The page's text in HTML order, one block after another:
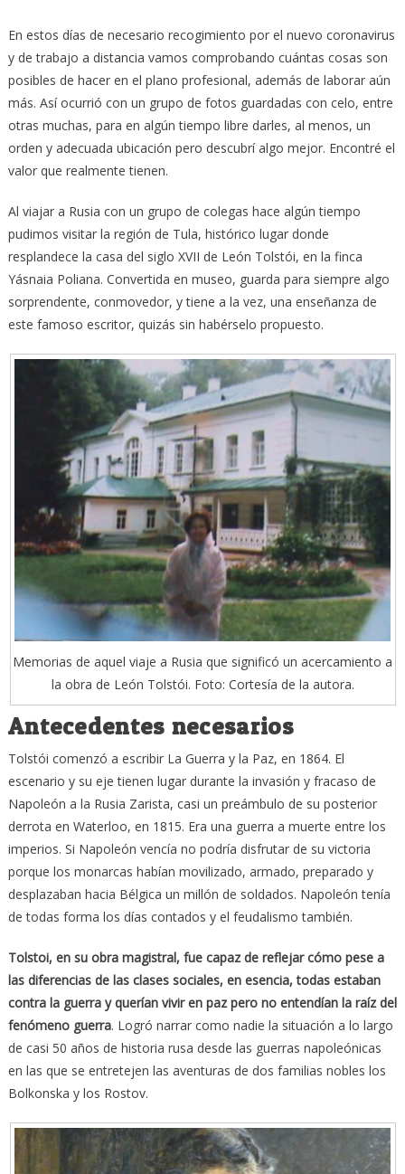
En estos días de necesario recogimiento por el nuevo coronavirus
y de trabajo a distancia vamos comprobando cuántas cosas son
posibles de hacer en el plano profesional, además de laborar aún
más. Así ocurrió con un grupo de fotos guardadas con celo, entre
otras muchas, para en algún tiempo libre darles, al menos, un
orden y adecuada ubicación pero descubrí algo mejor. Encontré el
valor que realmente tienen.
Al viajar a Rusia con un grupo de colegas hace algún tiempo
pudimos visitar la región de Tula, histórico lugar donde
resplandece la casa del siglo XVII de León Tolstói, en la finca
Yásnaia Poliana. Convertida en museo, guarda para siempre algo
sorprendente, conmovedor, y tiene a la vez, una enseñanza de
este famoso escritor, quizás sin habérselo propuesto.
Memorias de aquel viaje a Rusia que significó un acercamiento a
la obra de León Tolstói. Foto: Cortesía de la autora.
Antecedentes necesarios
Tolstói comenzó a escribir La Guerra y la Paz, en 1864. El
escenario y su eje tienen lugar durante la invasión y fracaso de
Napoleón a la Rusia Zarista, casi un preámbulo de su posterior
derrota en Waterloo, en 1815. Era una guerra a muerte entre los
imperios. Si Napoleón vencía no podría disfrutar de su victoria
porque los monarcas habían movilizado, armado, preparado y
desplazaban hacia Bélgica un millón de soldados. Napoleón tenía
de todas forma los días contados y el feudalismo también.
Tolstoi, en su obra magistral, fue capaz de reflejar cómo pese a
las diferencias de las clases sociales, en esencia, todas estaban
contra la guerra y querían vivir en paz pero no entendían la raíz del
fenómeno guerra. Logró narrar como nadie la situación a lo largo
de casi 50 años de historia rusa desde las guerras napoleónicas
en las que se entretejen las aventuras de dos familias nobles los
Bolkonska y los Rostov.